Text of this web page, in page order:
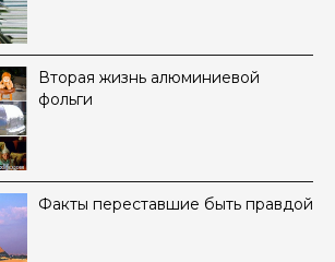
Вторая жизнь алюминиевой
фольги
Факты переставшие быть правдой